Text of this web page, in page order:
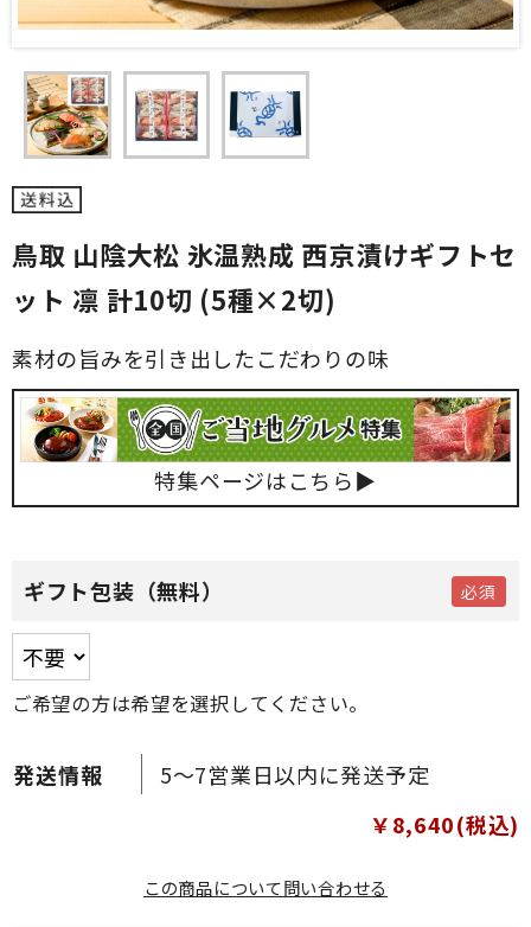
鳥取 山陰大松 氷温熟成 西京漬けギフトセ
ット 凛 計10切 (5種×2切)
素材の旨みを引き出したこだわりの味
￥8,640(税込)
5～7営業日以内に発送予定
ギフト包装（無料）
ご希望の方は希望を選択してください。
この商品について問い合わせる
特集ページはこちら▶